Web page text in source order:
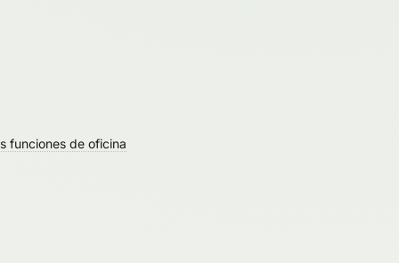
funciones de oficina